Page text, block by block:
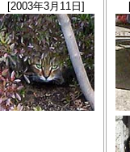
[2003年3月11日]